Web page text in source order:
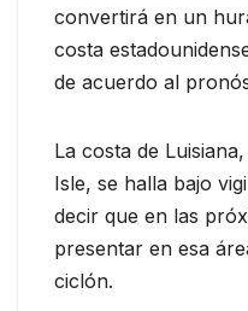
convertirá en un
costa
de acuerdo al
La costa de
Isle, se halla bajo
decir que en las
presentar en esa
ciclón.